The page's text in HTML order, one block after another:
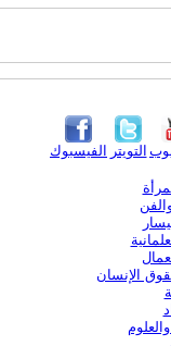
الفيسبوك التويتر
الإنسان